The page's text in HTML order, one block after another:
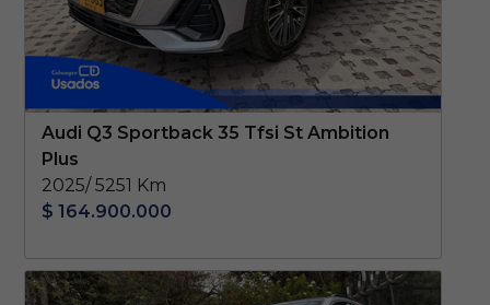
Audi Q3 Sportback 35 Tfsi St Ambition
Plus
2025/ 5251 Km
$ 164.900.000